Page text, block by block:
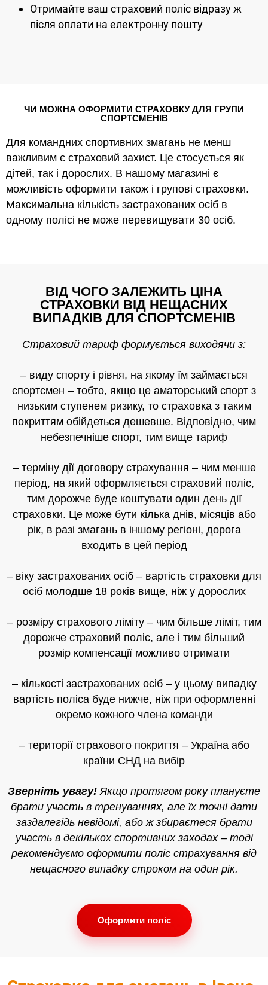
Отримайте ваш страховий поліс відразу ж
після оплати на електронну пошту
ЧИ МОЖНА ОФОРМИТИ СТРАХОВКУ ДЛЯ ГРУПИ
СПОРТСМЕНІВ
Для командних спортивних змагань не менш
важливим є страховий захист. Це стосується як
дітей, так і дорослих. В нашому магазині є
можливість оформити також і групові страховки.
Максимальна кількість застрахованих осіб в
одному полісі не може перевищувати 30 осіб.
ВІД ЧОГО ЗАЛЕЖИТЬ ЦІНА
СТРАХОВКИ ВІД НЕЩАСНИХ
ВИПАДКІВ ДЛЯ СПОРТСМЕНІВ
Страховий тариф формується виходячи з:
– виду спорту і рівня, на якому їм займається
спортсмен – тобто, якщо це аматорський спорт з
низьким ступенем ризику, то страховка з таким
покриттям обійдеться дешевше. Відповідно, чим
небезпечніше спорт, тим вище тариф
– терміну дії договору страхування – чим менше
період, на який оформляється страховий поліс,
тим дорожче буде коштувати один день дії
страховки. Це може бути кілька днів, місяців або
рік, в разі змагань в іншому регіоні, дорога
входить в цей період
– віку застрахованих осіб – вартість страховки для
осіб молодше 18 років вище, ніж у дорослих
– розміру страхового ліміту – чим більше ліміт, тим
дорожче страховий поліс, але і тим більший
розмір компенсації можливо отримати
– кількості застрахованих осіб – у цьому випадку
вартість поліса буде нижче, ніж при оформленні
окремо кожного члена команди
– території страхового покриття – Україна або
країни СНД на вибір
Зверніть увагу! Якщо протягом року плануєте
брати участь в тренуваннях, але їх точні дати
заздалегідь невідомі, або ж збираєтеся брати
участь в декількох спортивних заходах – тоді
рекомендуємо оформити поліс страхування від
нещасного випадку строком на один рік.
Оформити поліс